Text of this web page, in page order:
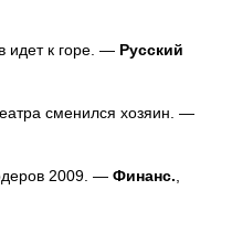
идет к горе. — Русский
сменился хозяин. —
2009. — Финанс.